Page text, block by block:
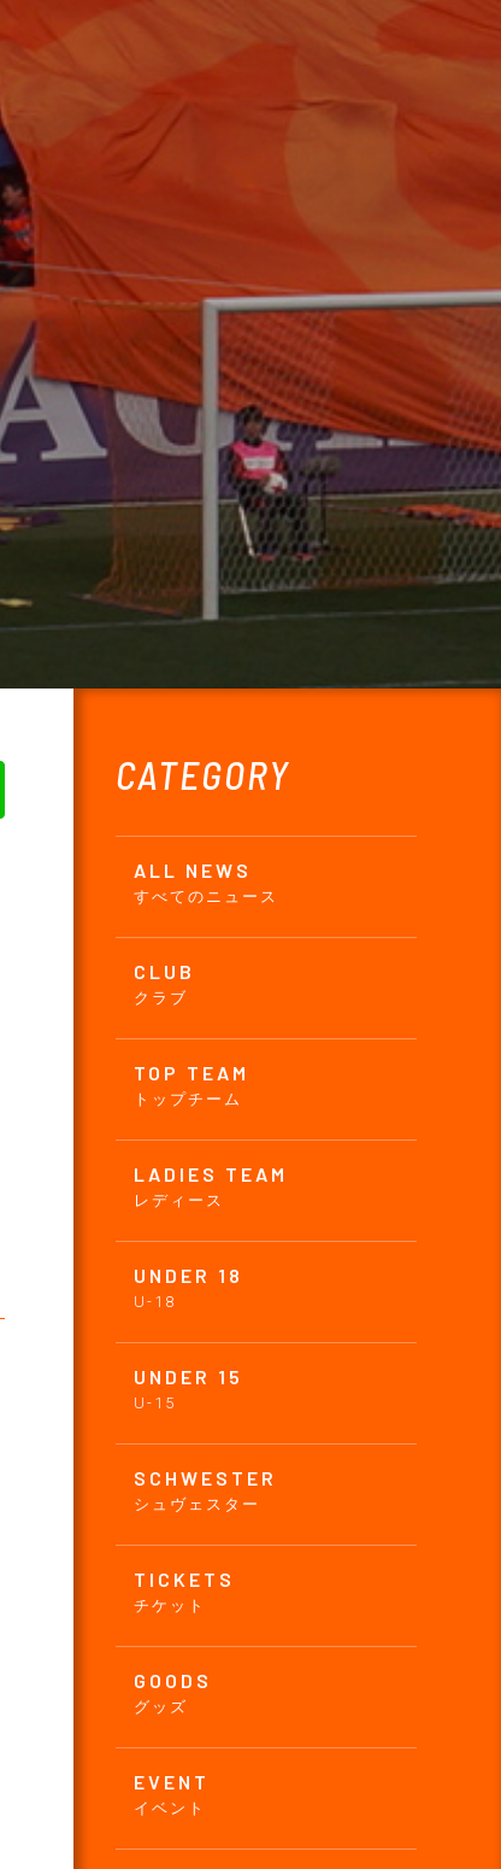
CATEGORY
ALL NEWS
すべてのニュース
CLUB
クラブ
TOP TEAM
トップチーム
LADIES TEAM
レディース
UNDER 18
U-18
UNDER 15
U-15
SCHWESTER
シュヴェスター
TICKETS
チケット
GOODS
グッズ
EVENT
イベント